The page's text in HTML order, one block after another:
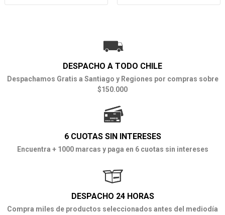
DESPACHO A TODO CHILE
Despachamos Gratis a Santiago y Regiones por compras sobre
$150.000
6 CUOTAS SIN INTERESES
Encuentra + 1000 marcas y paga en 6 cuotas sin intereses
DESPACHO 24 HORAS
Compra miles de productos seleccionados antes del mediodía